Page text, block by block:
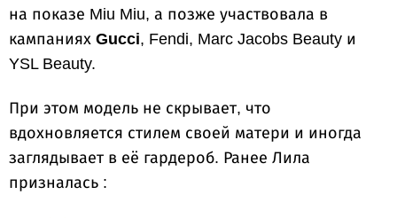
на показе Miu Miu, а позже участвовала в
кампаниях Gucci, Fendi, Marc Jacobs Beauty и
YSL Beauty.
При этом модель не скрывает, что
вдохновляется стилем своей матери и иногда
заглядывает в её гардероб. Ранее Лила
призналась :